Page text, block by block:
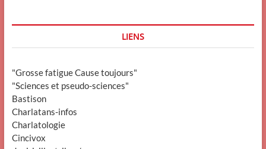
LIENS
"Grosse fatigue Cause toujours"
"Sciences et pseudo-sciences"
Bastison
Charlatans-infos
Charlatologie
Cincivox